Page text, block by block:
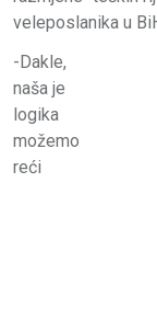
veleposlanika u
-Dakle,
naša je
logika
možemo
reći